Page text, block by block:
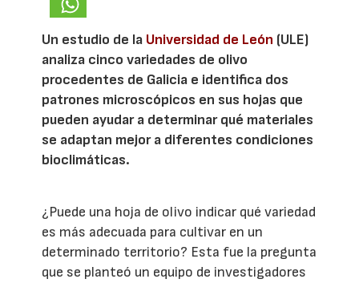
Un estudio de la Universidad de León (ULE)
analiza cinco variedades de olivo
procedentes de Galicia e identifica dos
patrones microscópicos en sus hojas que
pueden ayudar a determinar qué materiales
se adaptan mejor a diferentes condiciones
bioclimáticas.
¿Puede una hoja de olivo indicar qué variedad
es más adecuada para cultivar en un
determinado territorio? Esta fue la pregunta
que se planteó un equipo de investigadores